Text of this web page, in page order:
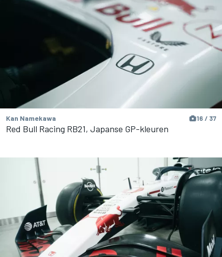
Kan Namekawa 16 / 37
Red Bull Racing RB21, Japanse GP-kleuren